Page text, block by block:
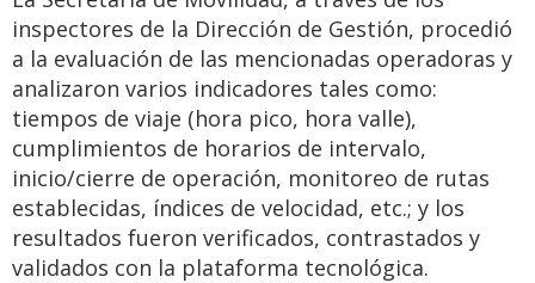
inspectores de la Dirección de Gestión, procedió
a la evaluación de las mencionadas operadoras y
analizaron varios indicadores tales como:
tiempos de viaje (hora pico, hora valle),
cumplimientos de horarios de intervalo,
inicio/cierre de operación, monitoreo de rutas
establecidas, índices de velocidad, etc.; y los
resultados fueron verificados, contrastados y
validados con la plataforma tecnológica.